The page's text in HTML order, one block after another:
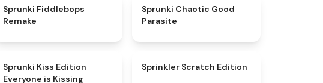
Sprunki Fiddlebops
Remake
★
Sprunki Chaotic Good
Parasite
Sprunki Kiss Edition
Everyone is Kissing
★
Sprinkler Scratch Edition